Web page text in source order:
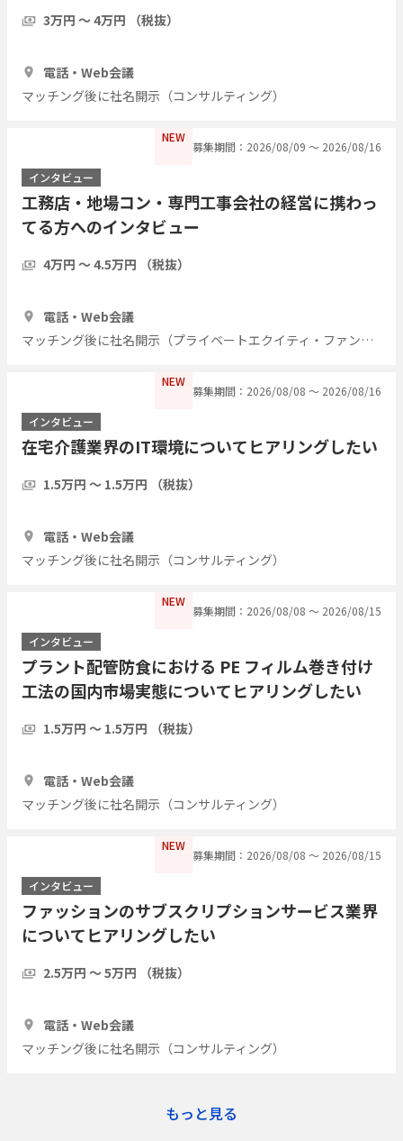
3万円 〜 4万円 （税抜）
電話・Web会議
マッチング後に社名開示（コンサルティング）
NEW
募集期間：2026/08/09 〜 2026/08/16
インタビュー
工務店・地場コン・専門工事会社の経営に携わっ
てる方へのインタビュー
4万円 〜 4.5万円 （税抜）
電話・Web会議
マッチング後に社名開示（プライベートエクイティ・ファンド）
NEW
募集期間：2026/08/08 〜 2026/08/16
インタビュー
在宅介護業界のIT環境についてヒアリングしたい
1.5万円 〜 1.5万円 （税抜）
電話・Web会議
マッチング後に社名開示（コンサルティング）
NEW
募集期間：2026/08/08 〜 2026/08/15
インタビュー
プラント配管防食における PE フィルム巻き付け
工法の国内市場実態についてヒアリングしたい
1.5万円 〜 1.5万円 （税抜）
電話・Web会議
マッチング後に社名開示（コンサルティング）
NEW
募集期間：2026/08/08 〜 2026/08/15
インタビュー
ファッションのサブスクリプションサービス業界
についてヒアリングしたい
2.5万円 〜 5万円 （税抜）
電話・Web会議
マッチング後に社名開示（コンサルティング）
もっと見る